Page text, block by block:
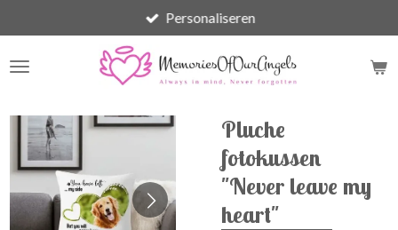
direct
naar
Personaliseren
Pluche
fotokussen
"Never leave my
heart"